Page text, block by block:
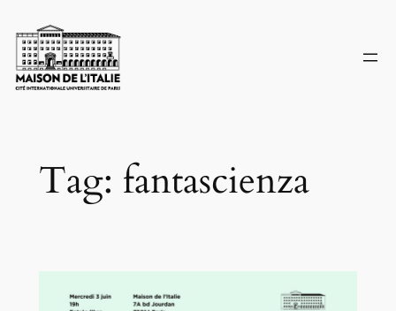
to
content
Tag: fantascienza